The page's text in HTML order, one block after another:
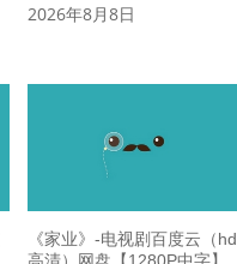
2026年8月8日
《家业》-电视剧百度云（hd